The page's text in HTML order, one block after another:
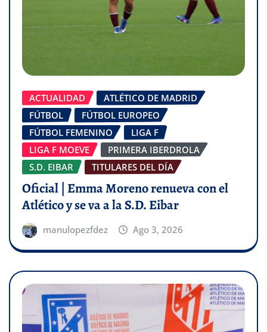
ACTUALIDAD
ATLÉTICO DE MADRID
FÚTBOL
FÚTBOL EUROPEO
FÚTBOL FEMENINO
LIGA F
LIGA F MOEVE
PRIMERA IBERDROLA
S.D. EIBAR
TITULARES DEL DÍA
Oficial | Emma Moreno renueva con el
Atlético y se va a la S.D. Eibar
manulopezfdez Ago 3, 2026